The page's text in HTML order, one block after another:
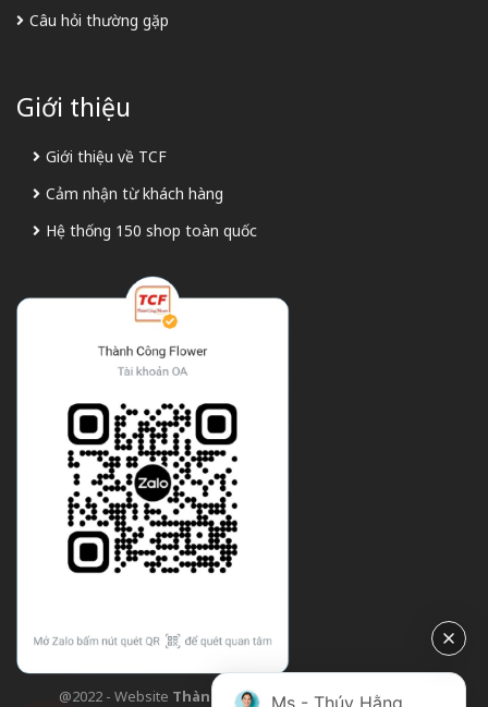
Câu hỏi thường gặp
Giới thiệu
Giới thiệu về TCF
Cảm nhận từ khách hàng
Hệ thống 150 shop toàn quốc
@2022 - Website Thành Công Flower| Design bởi
Ms - Thúy Hằng